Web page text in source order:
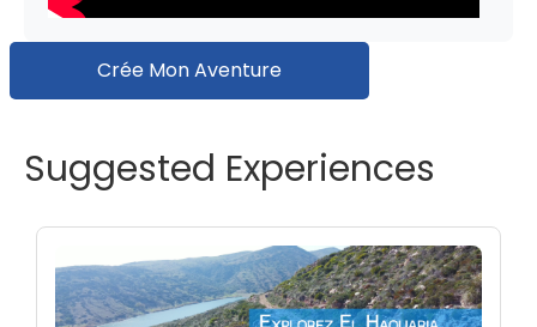
Crée Mon Aventure
Suggested Experiences